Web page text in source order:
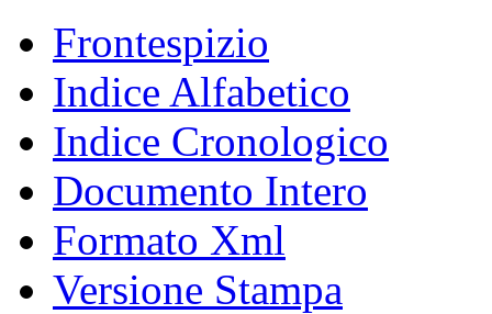
Frontespizio
Indice Alfabetico
Indice Cronologico
Documento Intero
Formato Xml
Versione Stampa